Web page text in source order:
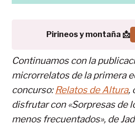
Pirineos y montaña 📩
Continuamos con la
microrrelatos de la primera
concurso:Relatos de Altura,
disfrutar con «Sorpresas de
menos frecuentados», de